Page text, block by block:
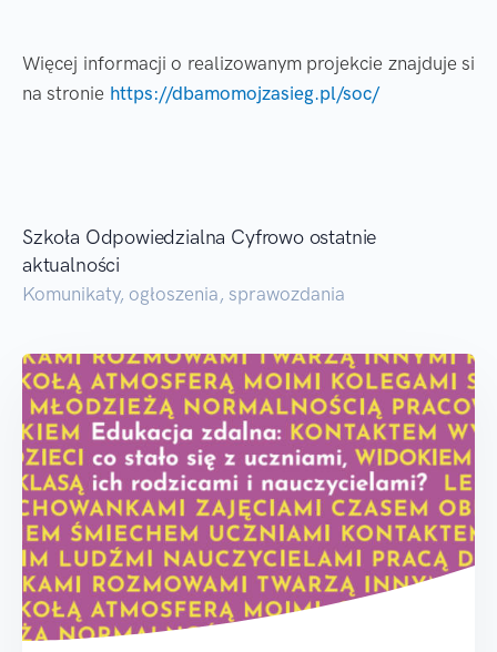
Więcej informacji o realizowanym projekcie znajduje si
na stronie https://dbamomojzasieg.pl/soc/
Szkoła Odpowiedzialna Cyfrowo ostatnie
aktualności
Komunikaty, ogłoszenia, sprawozdania